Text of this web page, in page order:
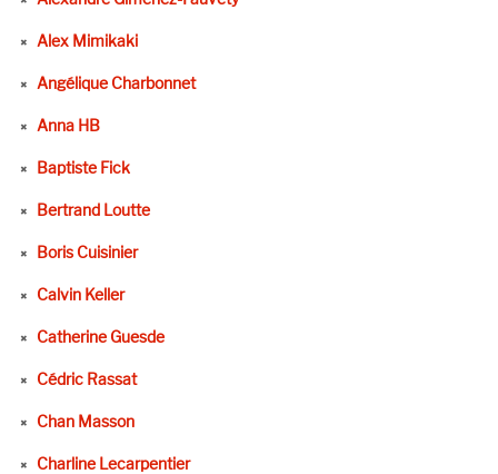
Alex Mimikaki
Angélique Charbonnet
Anna HB
Baptiste Fick
Bertrand Loutte
Boris Cuisinier
Calvin Keller
Catherine Guesde
Cédric Rassat
Chan Masson
Charline Lecarpentier